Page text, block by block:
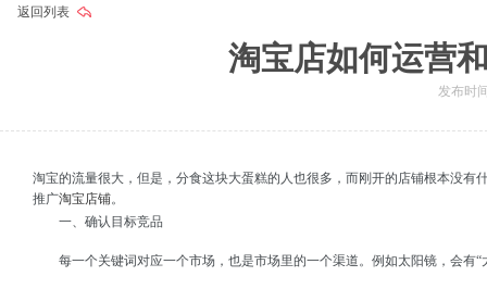
返回列表
淘宝店如何运营
发布时
淘宝的流量很大，但是，分食这块大蛋糕的人也很多，而刚开的店铺根本没
推广淘宝店铺。
一、确认目标竞品
每一个关键词对应一个市场，也是市场里的一个渠道。例如太阳镜，会有